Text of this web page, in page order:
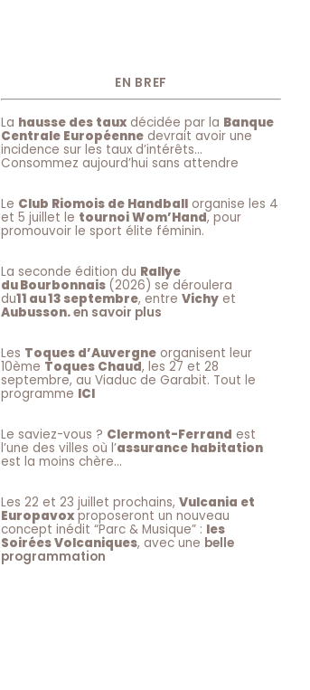
EN BREF
La hausse des taux décidée par la Banque
Centrale Européenne devrait avoir une
incidence sur les taux d’intérêts…
Consommez aujourd’hui sans attendre
Le Club Riomois de Handball organise les 4
et 5 juillet le tournoi Wom’Hand, pour
promouvoir le sport élite féminin.
La seconde édition du Rallye
du Bourbonnais (2026) se déroulera
du11 au 13 septembre, entre Vichy et
Aubusson.en savoir plus
Les Toques d’Auvergne organisent leur
10ème Toques Chaud, les 27 et 28
septembre, au Viaduc de Garabit. Tout le
programme ICI
Le saviez-vous ? Clermont-Ferrand est
l’une des villes où l’assurance habitation
est la moins chère…
Les 22 et 23 juillet prochains, Vulcania et
Europavox proposeront un nouveau
concept inédit “Parc & Musique” : les
Soirées Volcaniques, avec une belle
programmation